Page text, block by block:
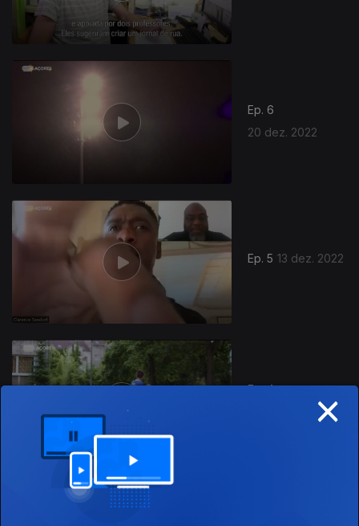
Ep. 6
20 dez. 2022
Ep. 5 13 dez. 2022
Ep. 4
×